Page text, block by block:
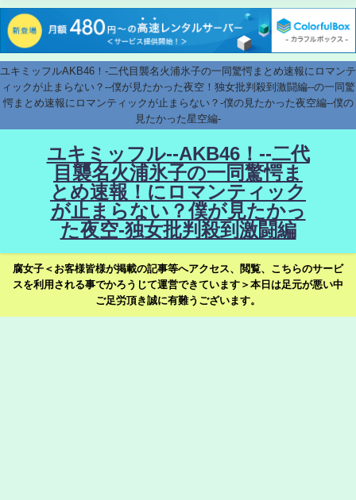
ユキミッフルAKB46！-二代目襲名火浦氷子の一同驚愕まとめ速報にロマンテ
ィックが止まらない？--僕が見たかった夜空！独女批判殺到激闘編--の一同驚
愕まとめ速報にロマンティックが止まらない？-僕の見たかった夜空編--僕の
見たかった星空編-
ユキミッフル--AKB46！--二代
目襲名火浦氷子の一同驚愕ま
とめ速報！にロマンティック
が止まらない？僕が見たかっ
た夜空-独女批判殺到激闘編
腐女子＜お客様皆様が掲載の記事等へアクセス、閲覧、こちらのサービ
スを利用される事でかろうじて運営できています＞本日は足元が悪い中
ご足労頂き誠に有難うございます。